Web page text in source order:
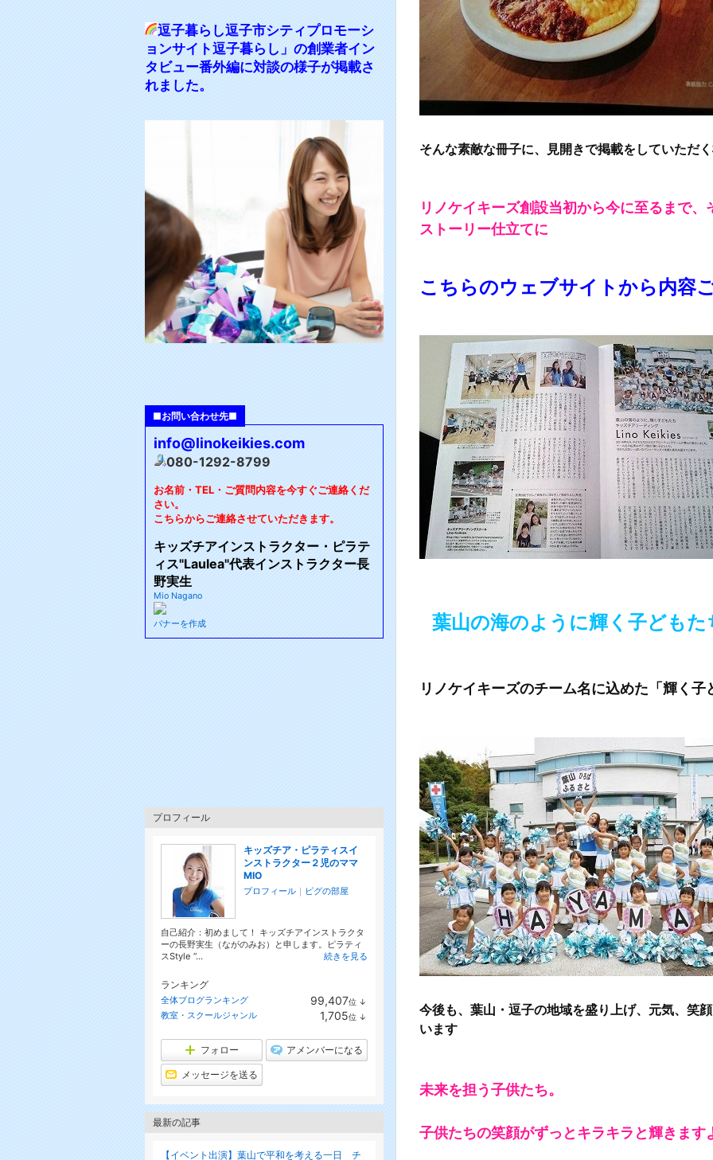
そんな素敵な冊子に、見開きで掲載をしていただ
リノケイキーズ創設当初から今に至るまで
ストーリー仕立てに
こちらのウェブサイトから内容
葉山の海のように輝く子どもた
リノケイキーズのチーム名に込めた「輝く子
今後も、葉山・逗子の地域を盛り上げ、元気、笑
います
未来を担う子供たち。
子供たちの笑顔がずっとキラキラと輝きます
逗子暮らし逗子市シティプロモーシ
ョンサイト逗子暮らし」の創業者イン
タビュー番外編に対談の様子が掲載さ
れました。
■お問い合わせ先■
info@linokeikies.com
080-1292-8799
お名前・TEL・ご質問内容を今すぐご連絡くだ
さい。
こちらからご連絡させていただきます。
キッズチアインストラクター・ピラテ
ィス"Laulea"代表インストラクター長
野実生
Mio Nagano
バナーを作成
プロフィール
キッズチア・ピラティスイ
ンストラクター２児のママ
MIO
プロフィール ｜ ピグの部屋
自己紹介：初めまして！ キッズチアインストラクタ
ーの長野実生（ながのみお）と申します。ピラティ
スStyle “...
続きを見る
ランキング
全体ブログランキング 99,407位 ↓
ン
教室・スクールジャンル 1,705位 ↓
フォロー アメンバーになる
メッセージを送る
最新の記事
【イベント出演】葉山で平和を考える一日 チ